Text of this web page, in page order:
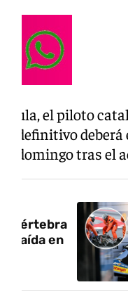
el piloto
definitivo
el domingo tras el
vértebra
caída en